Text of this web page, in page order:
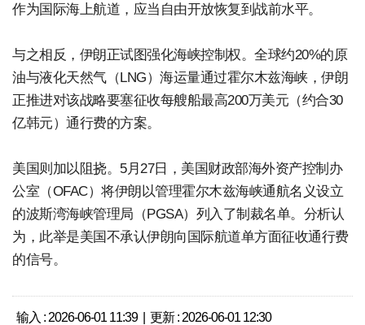
作为国际海上航道，应当自由开放恢复到战前水平。
与之相反，伊朗正试图强化海峡控制权。全球约20%的原
油与液化天然气（LNG）海运量通过霍尔木兹海峡，伊朗
正推进对该战略要塞征收每艘船最高200万美元（约合30
亿韩元）通行费的方案。
美国则加以阻挠。5月27日，美国财政部海外资产控制办
公室（OFAC）将伊朗以管理霍尔木兹海峡通航名义设立
的波斯湾海峡管理局（PGSA）列入了制裁名单。分析认
为，此举是美国不承认伊朗向国际航道单方面征收通行费
的信号。
输入 : 2026-06-01 11:39 | 更新 : 2026-06-01 12:30